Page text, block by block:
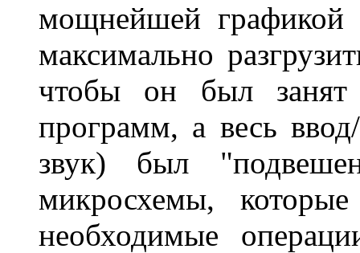
мощнейшей графикой
максимально
чтобы он был занят
программ, а весь
звук) был
микросхемы,
необходимые